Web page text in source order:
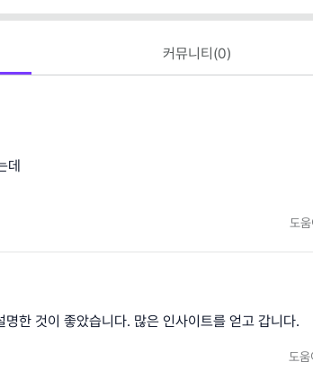
커뮤니티(0)
데
도
한 것이 좋았습니다. 많은 인사이트를 얻고 갑니다.
도